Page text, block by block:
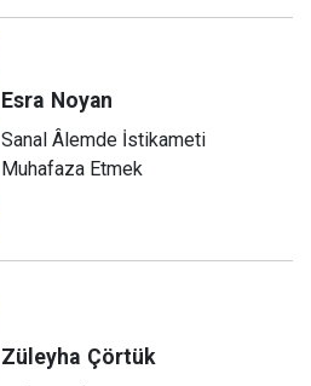
Esra Noyan
Sanal Âlemde İstikameti
Muhafaza Etmek
Züleyha Çörtük